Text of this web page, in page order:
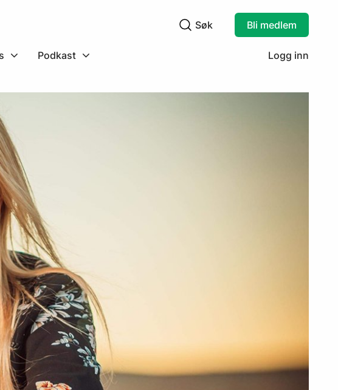
Podkast
Søkefelt
Søk Bli medlem
Logg inn